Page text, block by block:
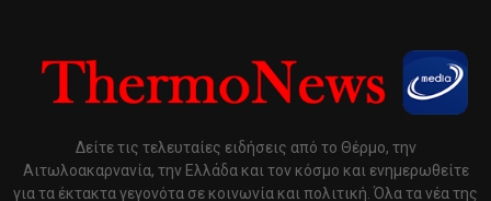
Δείτε τις τελευταίες ειδήσεις από το Θέρμο, την
Αιτωλοακαρνανία, την Ελλάδα και τον κόσμο και ενημερωθείτε
για τα έκτακτα γεγονότα σε κοινωνία και πολιτική. Όλα τα νέα της